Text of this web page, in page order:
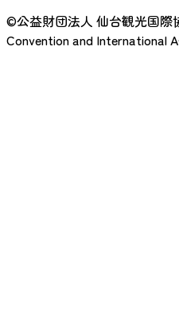
©公益財団法人 仙台観光国際
Convention and International